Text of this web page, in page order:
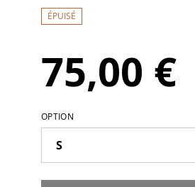
ÉPUISÉ
75,00 €
OPTION